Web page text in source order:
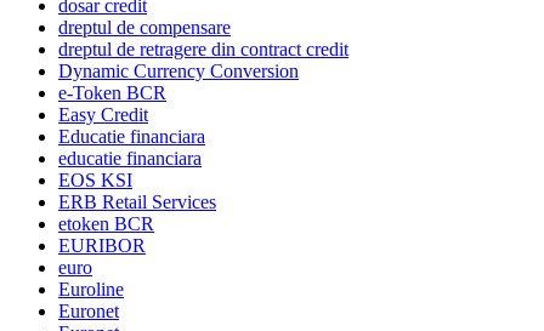
dosar credit
dreptul de compensare
dreptul de retragere din contract credit
Dynamic Currency Conversion
e-Token BCR
Easy Credit
Educatie financiara
educatie financiara
EOS KSI
ERB Retail Services
etoken BCR
EURIBOR
euro
Euroline
Euronet